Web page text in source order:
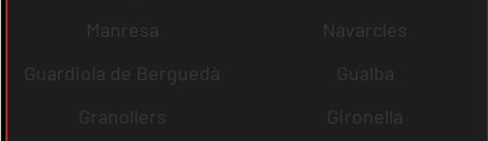
Manresa
Navarcles
Guardiola de Berguedà
Gualba
Granollers
Gironella